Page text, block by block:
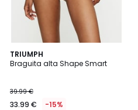
TRIUMPH
Braguita alta Shape Smart
39.99 €
33.99 € -15%
4,6
/ 5